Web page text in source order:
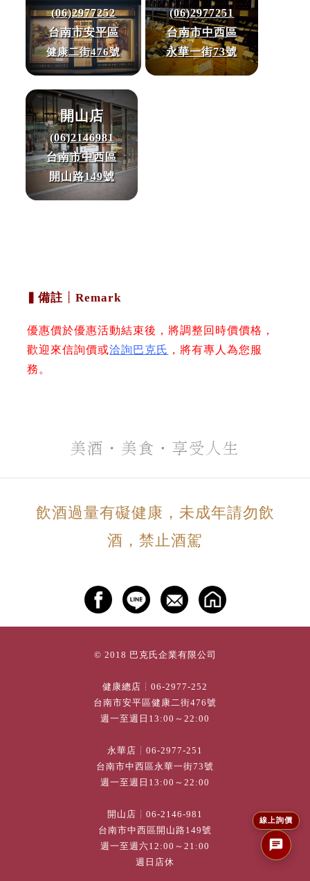
線上詢價
(06)2977252
台南市安平區
健康二街476號
(06)2977251
台南市中西區
永華一街73號
開山店
(06)2146981
台南市中西區
開山路149號
▍備註┊Remark
優惠價於優惠活動結束後，將調整回時價價格，
歡迎來信詢價或洽詢巴克氏 ，將有專人為您服
務。
飲酒過量有礙健康，未成年請勿飲
酒，禁止酒駕
© 2018 巴克氏企業有限公司
健康總店┊ 06-2977-252
台南市安平區健康二街476號
週一至週日13:00～22:00
永華店┊ 06-2977-251
台南市中西區永華一街73號
週一至週日13:00～22:00
開山店┊ 06-2146-981
台南市中西區開山路149號
週一至週六12:00～21:00
週日店休